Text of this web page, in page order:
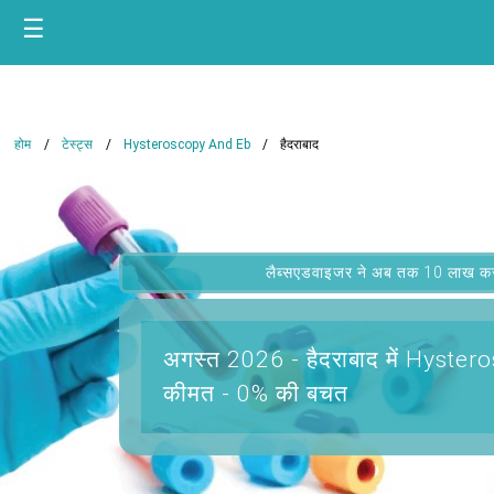
☰
होम टेस्ट्स Hysteroscopy And Eb हैदराबाद
लैब्सएडवाइजर ने अब तक 10 लाख
अगस्त 2026 -हैदराबाद में
कीमत - 0% की बचत